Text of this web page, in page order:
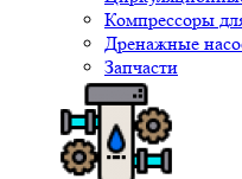
Компрессоры
Дренажные
Запчасти